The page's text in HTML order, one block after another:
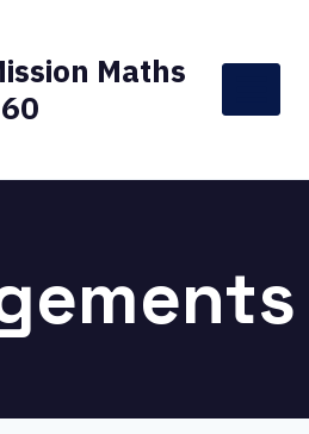
Maths